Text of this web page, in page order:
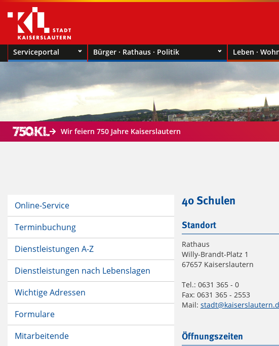
Serviceportal Bürger · Rathaus · Politik Leben ·
Wir feiern 750 Jahre Kaiserslautern
Online-Service
Terminbuchung
Dienstleistungen A-Z
Dienstleistungen nach Lebenslagen
Wichtige Adressen
Formulare
Mitarbeitende
40 Schulen
Standort
Rathaus
Willy-Brandt-Platz 1
67657 Kaiserslautern
Tel.: 0631 365 - 0
Fax: 0631 365 - 2553
Mail:
Öffnungszeiten